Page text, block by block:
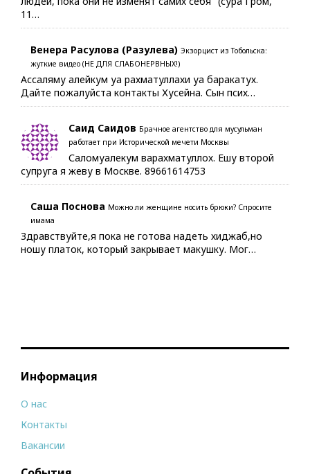
11…
Венера Расулова (Разулева) Экзорцист из Тобольска:
жуткие видео (НЕ ДЛЯ СЛАБОНЕРВНЫХ!)
Ассаляму алейкум уа рахматуллахи уа баракатух.
Дайте пожалуйста контакты Хусейна. Сын псих…
Саид Саидов Брачное агентство для мусульман
работает при Исторической мечети Москвы
Саломуалекум варахматуллох. Ешу второй
супруга я жеву в Москве. 89661614753
Саша Поснова Можно ли женщине носить брюки? Спросите
имама
Здравствуйте,я пока не готова надеть хиджаб,но
ношу платок, который закрывает макушку. Мог…
Информация
О нас
Контакты
Вакансии